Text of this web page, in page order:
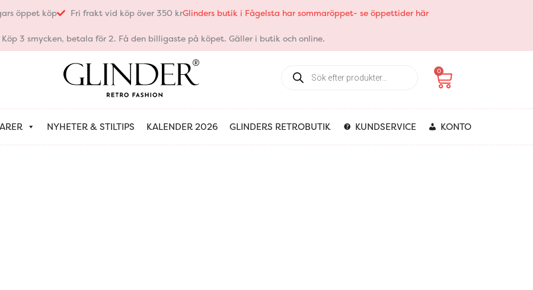
öppet köp Fri frakt vid köp över 350 krGlinders butik i Fågelsta har sommaröppet- se öppettider här
Köp 3 smycken, betala för 2. Få den billigaste på köpet. Gäller i butik och online.
search
0
Varukorg
NYHETER & STILTIPS KALENDER 2026 GLINDERS RETROBUTIK KUNDSERVICE KONTO